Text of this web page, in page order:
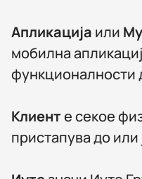
Апликација или
мобилна
функционалности
Клиенте секое
пристапува до или